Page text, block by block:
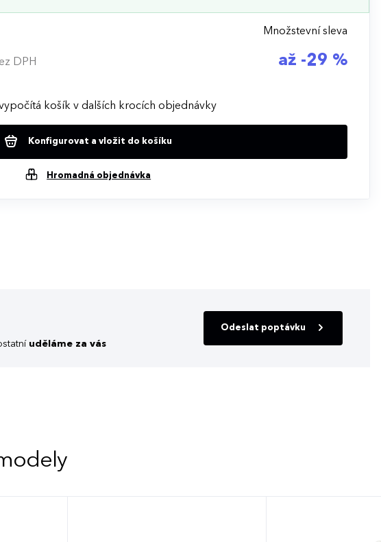
DPH
Množstevní sleva
až -29 %
košík v dalších krocích objednávky
Konfigurovat a vložit do košíku
Hromadná objednávka
uděláme za vás
Odeslat poptávku